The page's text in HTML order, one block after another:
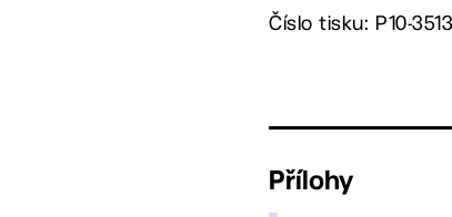
Číslo tisku: P10-
Přílohy